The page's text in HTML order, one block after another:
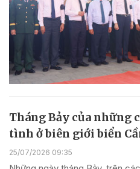
Tháng Bảy của những
tình ở biên giới biển
25/07/2026 09:35